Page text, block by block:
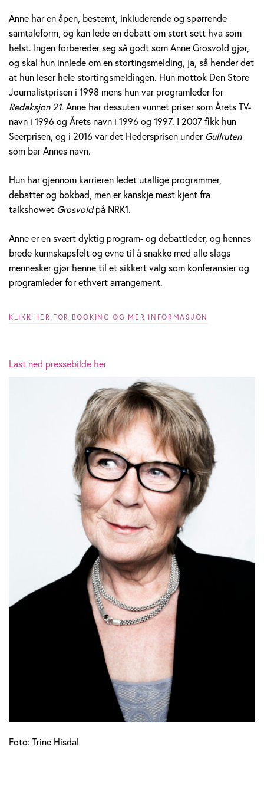
s
v
o
l
d
Anne har en åpen, bestemt, inkluderende og spørrende
samtaleform, og kan lede en debatt om stort sett hva som
helst. Ingen forbereder seg så godt som Anne Grosvold gjør,
og skal hun innlede om en stortingsmelding, ja, så hender det
at hun leser hele stortingsmeldingen. Hun mottok Den Store
Journalistprisen i 1998 mens hun var programleder for
Redaksjon 21. Anne har dessuten vunnet priser som Årets TV-
navn i 1996 og Årets navn i 1996 og 1997. I 2007 fikk hun
Seerprisen, og i 2016 var det Hedersprisen underGullruten
som bar Annes navn.
Hun har gjennom karrieren ledet utallige programmer,
debatter og bokbad, men er kanskje mest kjent fra
talkshowet Grosvoldpå NRK1.
Anne er en svært dyktig program- og debattleder, og hennes
brede kunnskapsfelt og evne til å snakke med alle slags
mennesker gjør henne til et sikkert valg som konferansier og
programleder for ethvert arrangement.
KLIKK HER FOR BOOKING OG MER INFORMASJON
Last ned pressebilde her
Foto: Trine Hisdal